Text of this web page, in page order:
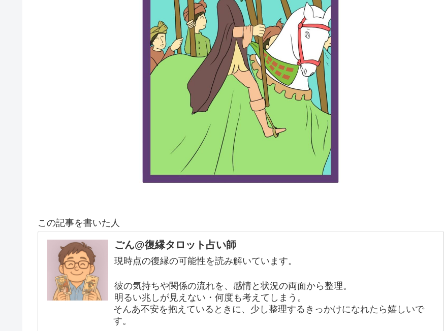
この記事を書いた人
ごん@復縁タロット占い師
現時点の復縁の可能性を読み解いています。
彼の気持ちや関係の流れを、感情と状況の両面から整理。
明るい兆しが見えない・何度も考えてしまう。
そんあ不安を抱えているときに、少し整理するきっかけになれたら嬉しいで
す。